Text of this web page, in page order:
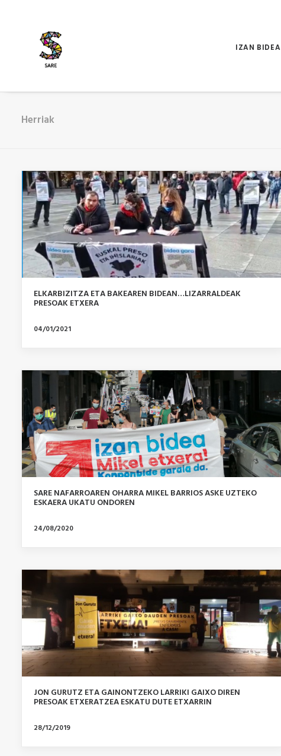
IZAN BIDEA
Herriak
ELKARBIZITZA ETA BAKEAREN BIDEAN…LIZARRALDEAK
PRESOAK ETXERA
04/01/2021
SARE NAFARROAREN OHARRA MIKEL BARRIOS ASKE UZTEKO
ESKAERA UKATU ONDOREN
24/08/2020
JON GURUTZ ETA GAINONTZEKO LARRIKI GAIXO DIREN
PRESOAK ETXERATZEA ESKATU DUTE ETXARRIN
28/12/2019